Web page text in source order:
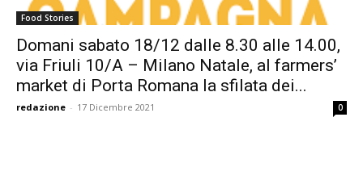
Food Stories
Domani sabato 18/12 dalle 8.30 alle 14.00,
via Friuli 10/A – Milano Natale, al farmers’
market di Porta Romana la sfilata dei...
redazione - 17 Dicembre 2021 0